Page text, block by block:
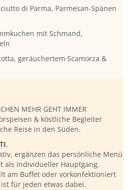
di Parma, Parmesan-Spänen
mit Schmand,
geräuchertem Scamorza &
MEHR GEHT IMMER
& köstliche Begleiter
Reise in den Süden.
,
ergänzen das persönliche Menü
als individueller Hauptgang.
am Buffet oder vorkonfektioniert
für jeden etwas dabei.